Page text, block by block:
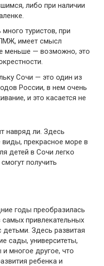
либо при наличии
туристов, при
имеет смысл
меньше — возможно, это
Сочи — это один из
России, в нем очень
и это касается не
навряд ли. Здесь
виды, прекрасное море в
детей в Сочи легко
получить
годы преобразилась
привлекательных
Здесь развитая
сады, университеты,
многое другое, что
ребенка и